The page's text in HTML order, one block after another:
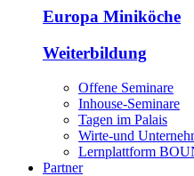
Europa Miniköche
Weiterbildung
Offene Seminare
Inhouse-Seminare
Tagen im Palais
Wirte-und
Lernplattform
Partner